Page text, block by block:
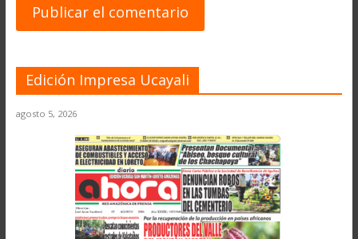
Edición Impresa Ucayali
agosto 5, 2026